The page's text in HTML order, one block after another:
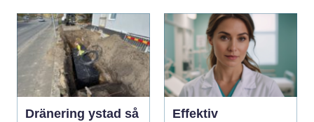
Dränering ystad så
Effektiv